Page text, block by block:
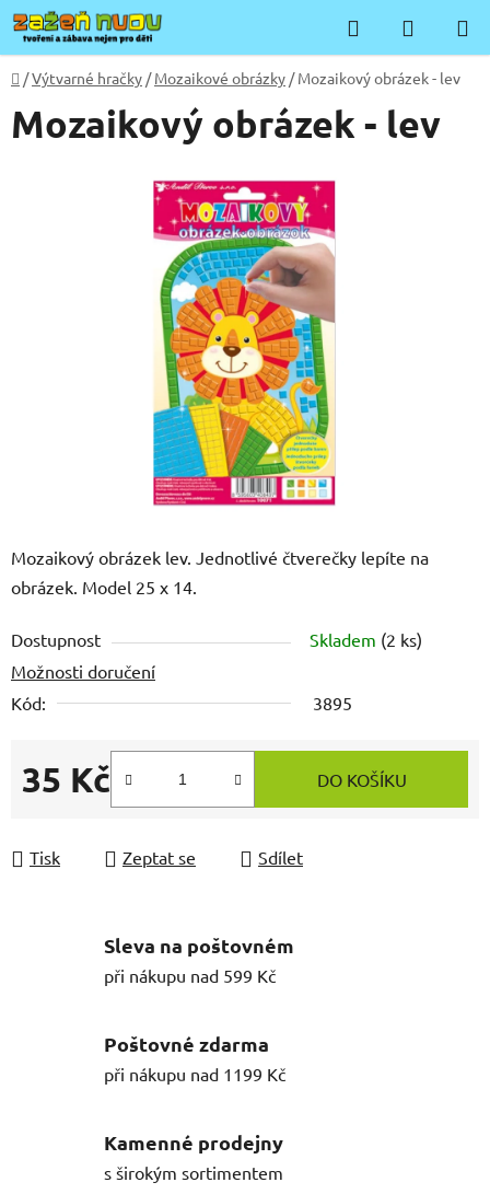
Přejít
na
obsah
Hledat
KOŠÍK
Domů
/Výtvarné hračky / Mozaikové obrázky / Mozaikový obrázek - lev
Mozaikový obrázek lev. Jednotlivé čtverečky lepíte na
obrázek. Model 25 x 14.
Dostupnost Skladem (2 ks)
Možnosti doručení
Kód:
3895
35 Kč
Měrná cena:
DO KOŠÍKU
Tisk Zeptat se Sdílet
Mozaikový obrázek - lev
Sleva na poštovném
při nákupu nad 599 Kč
Poštovné zdarma
při nákupu nad 1199 Kč
Kamenné prodejny
s širokým sortimentem